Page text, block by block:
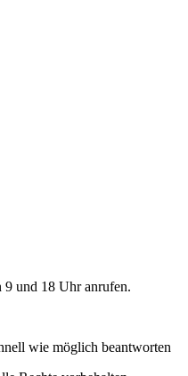
9 und 18 Uhr anrufen.
wie möglich beantworten